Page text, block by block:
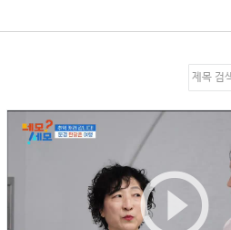
play_circle_outline